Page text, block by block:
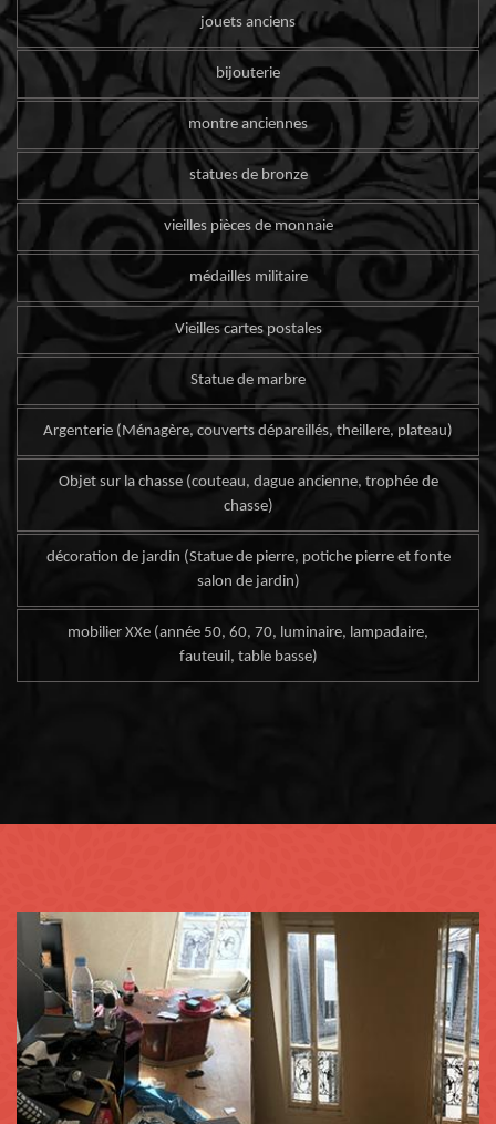
jouets anciens
bijouterie
montre anciennes
statues de bronze
vieilles pièces de monnaie
médailles militaire
Vieilles cartes postales
Statue de marbre
Argenterie (Ménagère, couverts dépareillés, theillere, plateau)
Objet sur la chasse (couteau, dague ancienne, trophée de
chasse)
décoration de jardin (Statue de pierre, potiche pierre et fonte
salon de jardin)
mobilier XXe (année 50, 60, 70, luminaire, lampadaire,
fauteuil, table basse)